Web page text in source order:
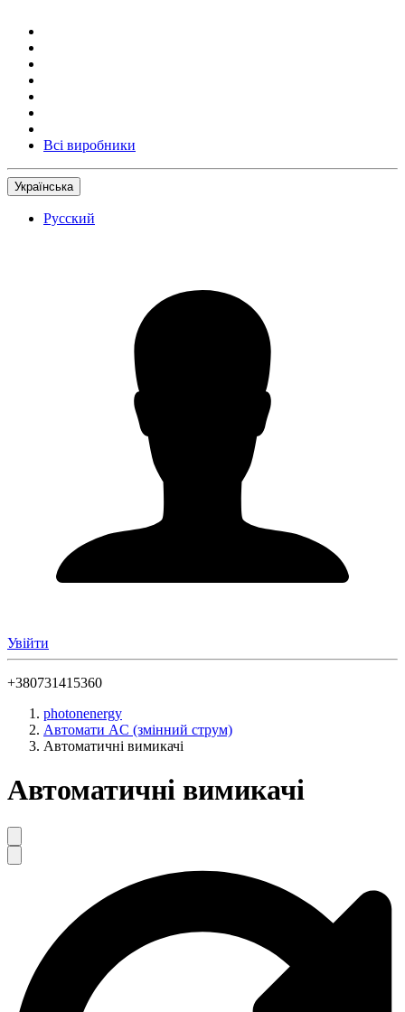
Всі виробники
Українська
Русский
Увійти
+380731415360
photonenergy
Автомати AC (змінний струм)
Автоматичні вимикачі
Автоматичні вимикачі